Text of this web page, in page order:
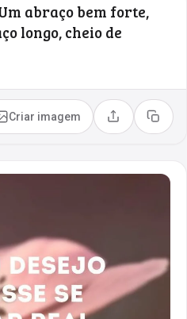
abraço bem forte,
longo, cheio de
Criar imagem Compartilhar
Copiar